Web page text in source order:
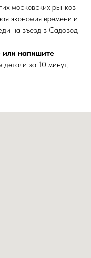
московских рынков
экономия времени и
на въезд в Садовод
или напишите
детали за 10 минут.